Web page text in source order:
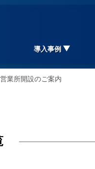
導入事例
業所開設のご案内